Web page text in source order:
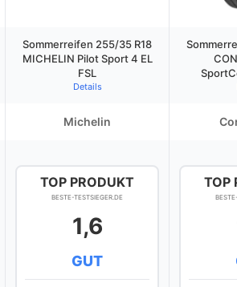
Sommerreifen 255/35 R18
MICHELIN Pilot Sport 4 EL
FSL
Details
Michelin
TOP PRODUKT
BESTE-TESTSIEGER.DE
1,6
GUT
TOP